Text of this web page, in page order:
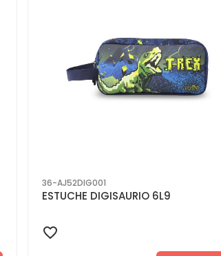
36-AJ52DIG001
ESTUCHE DIGISAURIO 6L9